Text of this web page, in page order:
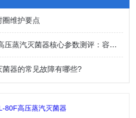
圈维护要点
全自动高压灭菌器/高压蒸汽灭菌器核心参数测评：容量、材质、干燥功能选型指南
器的常见故障有哪些?